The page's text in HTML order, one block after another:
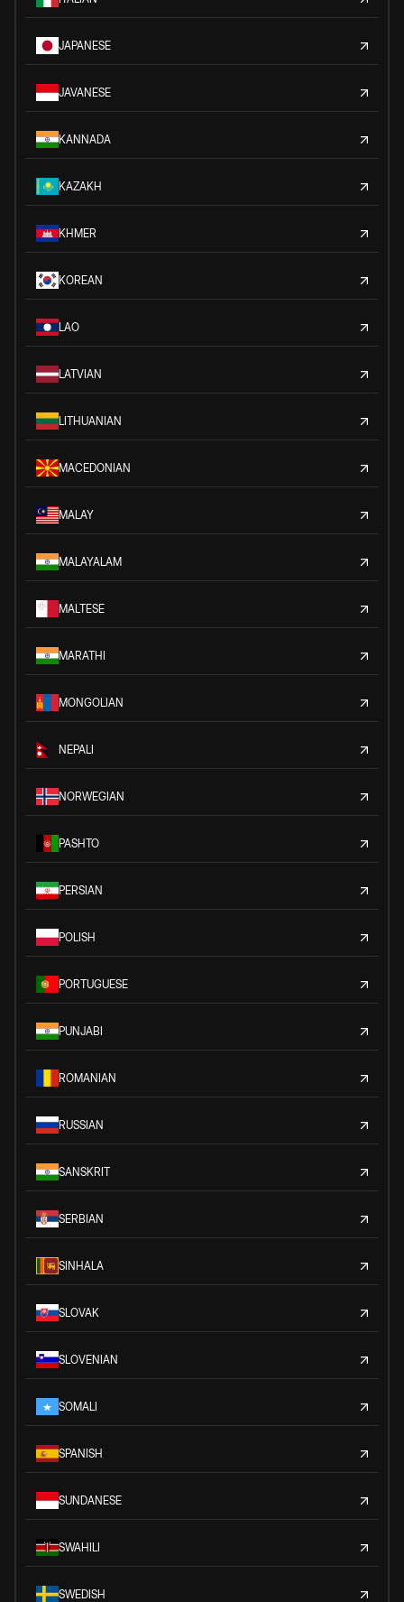
JAPANESE
JAVANESE
KANNADA
KAZAKH
KHMER
KOREAN
LAO
LATVIAN
LITHUANIAN
MACEDONIAN
MALAY
MALAYALAM
MALTESE
MARATHI
MONGOLIAN
NEPALI
NORWEGIAN
PASHTO
PERSIAN
POLISH
PORTUGUESE
PUNJABI
ROMANIAN
RUSSIAN
SANSKRIT
SERBIAN
SINHALA
SLOVAK
SLOVENIAN
SOMALI
SPANISH
SUNDANESE
SWAHILI
SWEDISH